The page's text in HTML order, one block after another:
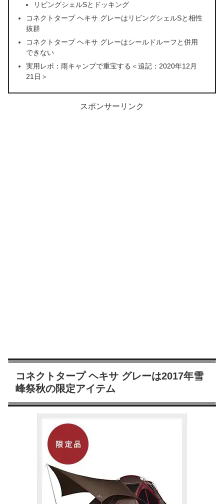
リビングシェルSとドッキング
コネクトタープ ヘキサ グレーはリビングシェルSと相性
抜群
コネクトタープ ヘキサ グレーはシールドルーフと併用
できない
実用レポ：雨キャンプで重宝する＜追記：2020年12月
21日＞
スポンサーリンク
コネクトタープ ヘキサ グレーは2017年雪
峰祭秋の限定アイテム